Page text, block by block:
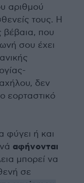
αριθμού
τους. Η
που
σου έχει
δεν
εορταστικό
φύγει ή και
αφήνονται
μπορεί να
σε